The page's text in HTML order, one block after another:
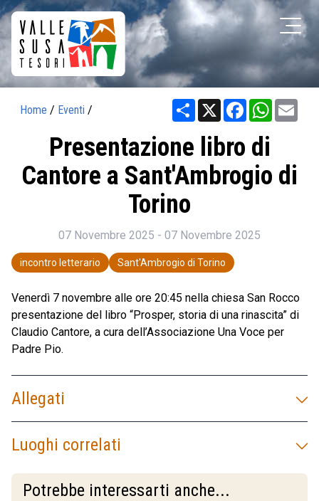
Home / Eventi / Share X Facebook
Presentazione libro di
Cantore a Sant'Ambrogio di
Torino
07 Novembre 2025 - 07 Novembre 2025
incontro letterario Sant'Ambrogio di Torino
Venerdì 7 novembre alle ore 20:45 nella chiesa San Rocco
presentazione del libro “Prosper, storia di una rinascita” di
Claudio Cantore, a cura dell’Associazione Una Voce per
Padre Pio.
Allegati
Luoghi correlati
Potrebbe interessarti anche...